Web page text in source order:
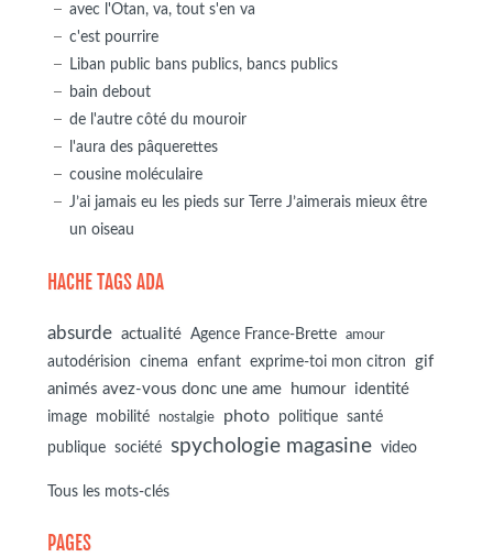
avec l'Otan, va, tout s'en va
c'est pourrire
Liban public bans publics, bancs publics
bain debout
de l'autre côté du mouroir
l'aura des pâquerettes
cousine moléculaire
J’ai jamais eu les pieds sur Terre J’aimerais mieux être
un oiseau
HACHE TAGS ADA
absurde actualité Agence France-Brette amour
autodérision cinema enfant exprime-toi mon citron
gif
animés avez-vous donc une ame
humour identité
image mobilité nostalgie photo politique
santé
publique
société spychologie magasine video
Tous les mots-clés
PAGES